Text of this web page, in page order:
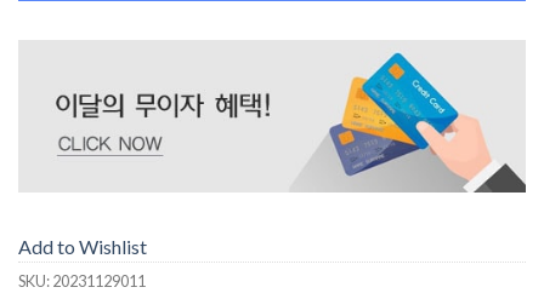
Add to Wishlist
SKU:20231129011